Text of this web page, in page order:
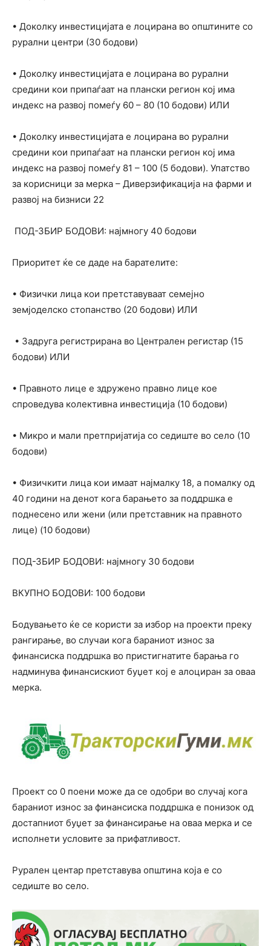
• Доколку инвестицијата е лоцирана во општините со
рурални центри (30 бодови)
• Доколку инвестицијата е лоцирана во рурални
средини кои припаѓаат на плански регион кој има
индекс на развој помеѓу 60 – 80 (10 бодови) ИЛИ
• Доколку инвестицијата е лоцирана во рурални
средини кои припаѓаат на плански регион кој има
индекс на развој помеѓу 81 – 100 (5 бодови). Упатство
за корисници за мерка – Диверзификација на фарми и
развој на бизниси 22
ПОД-ЗБИР БОДОВИ: најмногу 40 бодови
Приоритет ќе се даде на барателите:
• Физички лица кои претставуваат семејно
земјоделско стопанство (20 бодови) ИЛИ
• Задруга регистрирана во Централен регистар (15
бодови) ИЛИ
• Правното лице е здружено правно лице кое
спроведува колективна инвестиција (10 бодови)
• Микро и мали претпријатија со седиште во село (10
бодови)
• Физичкити лица кои имаат најмалку 18, а помалку од
40 години на денот кога барањето за поддршка е
поднесено или жени (или претставник на правното
лице) (10 бодови)
ПОД-ЗБИР БОДОВИ: најмногу 30 бодови
ВКУПНО БОДОВИ: 100 бодови
Бодувањето ќе се користи за избор на проекти преку
рангирање, во случаи кога бараниот износ за
финансиска поддршка во пристигнатите барања го
надминува финансискиот буџет кој е алоциран за оваа
мерка.
Проект со 0 поени може да се одобри во случај кога
бараниот износ за финансиска поддршка е понизок од
достапниот буџет за финансирање на оваа мерка и се
исполнети условите за прифатливост.
Рурален центар претставува општина која е со
седиште во село.